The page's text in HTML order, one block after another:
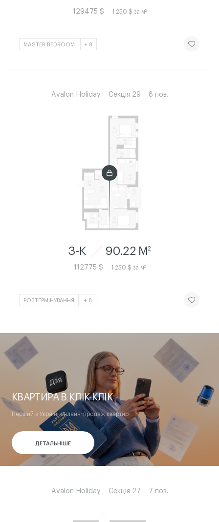
129475 $ 1 250 $ за м²
MASTER BEDROOM + 8 ЧИТАТИ
Avalon Holiday Секція 29 8 пов.
3-К 90.22 M2
112775 $ 1 250 $ за м²
РОЗТЕРМІНУВАННЯ + 8 ЧИТАТИ
КВАРТИРА В КЛІК-КЛІК
Перший в Україні онлайн-продаж квартир
ДЕТАЛЬНІШЕ
ДЕТАЛЬНІШЕ
ДЕТАЛЬНІШЕ
ДЕТАЛЬНІШЕ
Avalon Holiday Секція 27 7 пов.